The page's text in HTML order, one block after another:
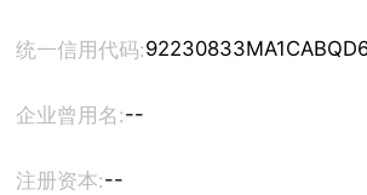
统一信用代码:
企业曾用名:--
注册资本:--